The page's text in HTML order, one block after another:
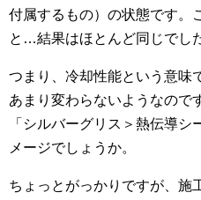
付属するもの）の状態です。
と…結果はほとんど同じでし
つまり、冷却性能という意味
あまり変わらないようなので
「シルバーグリス＞熱伝導
メージでしょうか。
ちょっとがっかりですが、施